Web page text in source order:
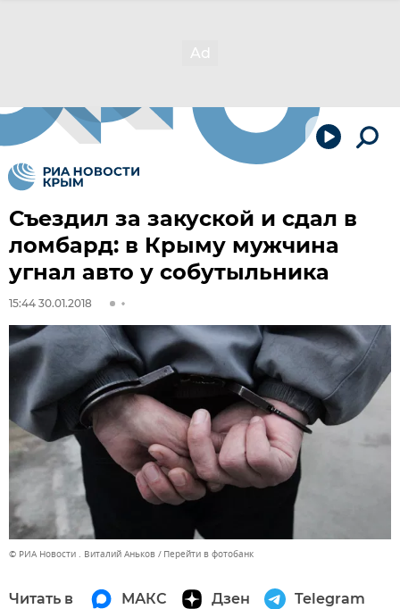
Съездил за закуской и сдал в
ломбард: в Крыму мужчина
угнал авто у собутыльника
15:44 30.01.2018
© РИА Новости . Виталий Аньков Перейти в фотобанк
Читать в МАКС Дзен Telegram